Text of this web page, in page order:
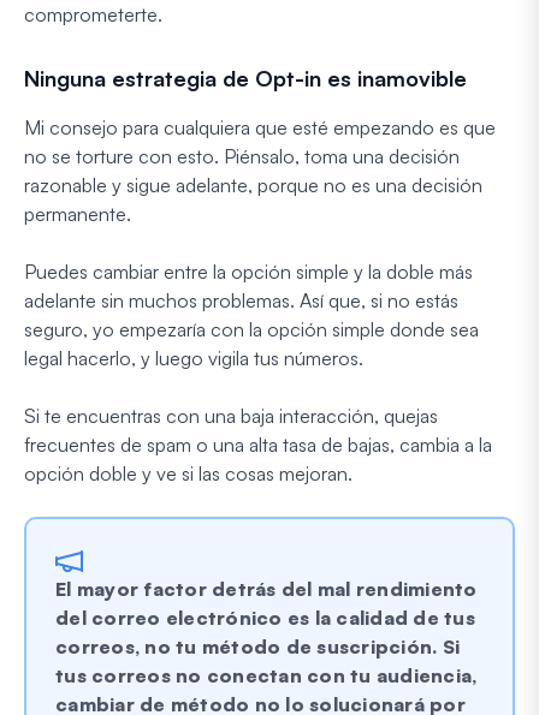
comprometerte.
Ninguna estrategia de Opt-in es inamovible
Mi consejo para cualquiera que esté empezando es que
no se torture con esto. Piénsalo, toma una decisión
razonable y sigue adelante, porque no es una decisión
permanente.
Puedes cambiar entre la opción simple y la doble más
adelante sin muchos problemas. Así que, si no estás
seguro, yo empezaría con la opción simple donde sea
legal hacerlo, y luego vigila tus números.
Si te encuentras con una baja interacción, quejas
frecuentes de spam o una alta tasa de bajas, cambia a la
opción doble y ve si las cosas mejoran.
El mayor factor detrás del mal rendimiento
del correo electrónico es la calidad de tus
correos, no tu método de suscripción. Si
tus correos no conectan con tu audiencia,
cambiar de método no lo solucionará por